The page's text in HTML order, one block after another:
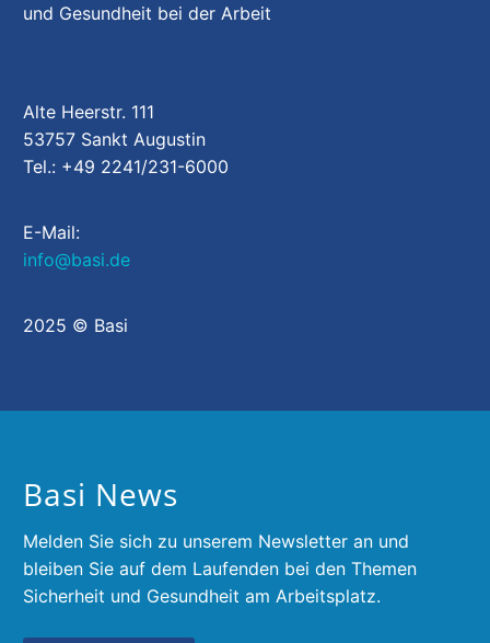
und Gesundheit bei der Arbeit
Alte Heerstr. 111
53757 Sankt Augustin
Tel.: +49 2241/231-6000
E-Mail:
info@basi.de
2025 © Basi
Basi News
Melden Sie sich zu unserem Newsletter an und
bleiben Sie auf dem Laufenden bei den Themen
Sicherheit und Gesundheit am Arbeitsplatz.